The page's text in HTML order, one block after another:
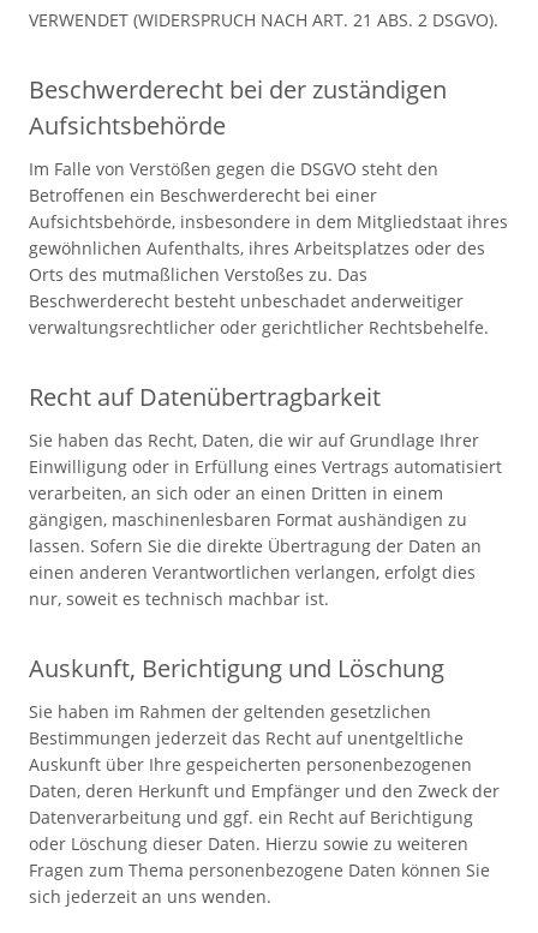
VERWENDET (WIDERSPRUCH NACH ART. 21 ABS. 2 DSGVO).
Beschwerde­recht bei der zuständigen
Aufsichts­behörde
Im Falle von Verstößen gegen die DSGVO steht den
Betroffenen ein Beschwerderecht bei einer
Aufsichtsbehörde, insbesondere in dem Mitgliedstaat ihres
gewöhnlichen Aufenthalts, ihres Arbeitsplatzes oder des
Orts des mutmaßlichen Verstoßes zu. Das
Beschwerderecht besteht unbeschadet anderweitiger
verwaltungsrechtlicher oder gerichtlicher Rechtsbehelfe.
Recht auf Daten­übertrag­barkeit
Sie haben das Recht, Daten, die wir auf Grundlage Ihrer
Einwilligung oder in Erfüllung eines Vertrags automatisiert
verarbeiten, an sich oder an einen Dritten in einem
gängigen, maschinenlesbaren Format aushändigen zu
lassen. Sofern Sie die direkte Übertragung der Daten an
einen anderen Verantwortlichen verlangen, erfolgt dies
nur, soweit es technisch machbar ist.
Auskunft, Berichtigung und Löschung
Sie haben im Rahmen der geltenden gesetzlichen
Bestimmungen jederzeit das Recht auf unentgeltliche
Auskunft über Ihre gespeicherten personenbezogenen
Daten, deren Herkunft und Empfänger und den Zweck der
Datenverarbeitung und ggf. ein Recht auf Berichtigung
oder Löschung dieser Daten. Hierzu sowie zu weiteren
Fragen zum Thema personenbezogene Daten können Sie
sich jederzeit an uns wenden.